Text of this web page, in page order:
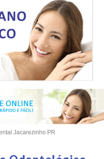
Jacarezinho PR